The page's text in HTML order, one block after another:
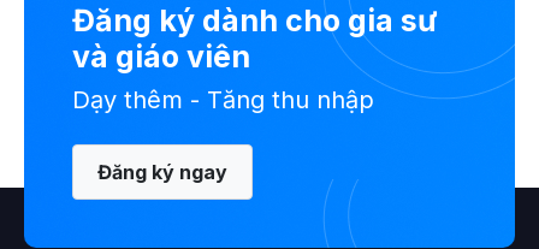
Đăng ký dành cho gia sư
và giáo viên
Dạy thêm - Tăng thu nhập
Đăng ký ngay